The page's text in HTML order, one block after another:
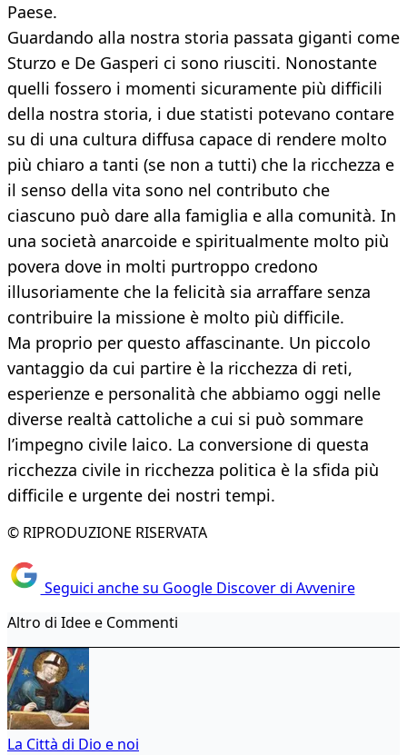
Paese.
Guardando alla nostra storia passata giganti come
Sturzo e De Gasperi ci sono riusciti. Nonostante
quelli fossero i momenti sicuramente più difficili
della nostra storia, i due statisti potevano contare
su di una cultura diffusa capace di rendere molto
più chiaro a tanti (se non a tutti) che la ricchezza e
il senso della vita sono nel contributo che
ciascuno può dare alla famiglia e alla comunità. In
una società anarcoide e spiritualmente molto più
povera dove in molti purtroppo credono
illusoriamente che la felicità sia arraffare senza
contribuire la missione è molto più difficile.
Ma proprio per questo affascinante. Un piccolo
vantaggio da cui partire è la ricchezza di reti,
esperienze e personalità che abbiamo oggi nelle
diverse realtà cattoliche a cui si può sommare
l’impegno civile laico. La conversione di questa
ricchezza civile in ricchezza politica è la sfida più
difficile e urgente dei nostri tempi.
© RIPRODUZIONE RISERVATA
Seguici anche su Google Discover di Avvenire
Altro di Idee e Commenti
La Città di Dio e noi